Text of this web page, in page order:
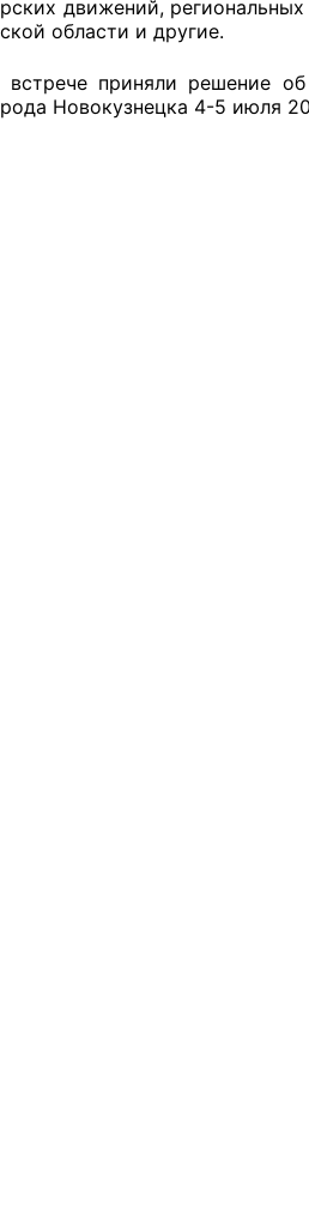
движений,
области и другие.
приняли решение
Новокузнецка 4-5 июля